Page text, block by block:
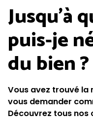
Jusqu’à
puis-je
du bien ?
Vous avez trouvé la
vous demander
Découvrez tous nos